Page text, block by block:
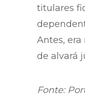
titulares
Antes, era
de alvará
Fonte: